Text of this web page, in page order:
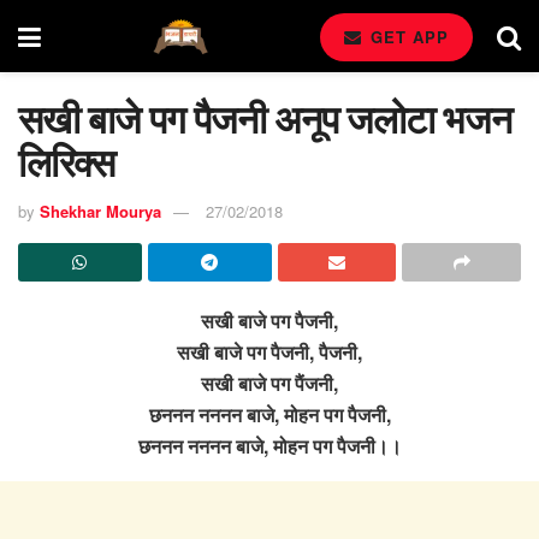
GET APP
सखी बाजे पग पैजनी अनूप जलोटा भजन
लिरिक्स
by Shekhar Mourya 27/02/2018
सखी बाजे पग पैजनी,
सखी बाजे पग पैजनी, पैजनी,
सखी बाजे पग पैंजनी,
छननन नननन बाजे, मोहन पग पैजनी,
छननन नननन बाजे, मोहन पग पैजनी।।